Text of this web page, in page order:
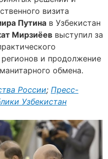
визита
Путина в Узбекистан
Мирзиёев выступил за
и продолжение
обмена.
России; Пресс-
Узбекистан